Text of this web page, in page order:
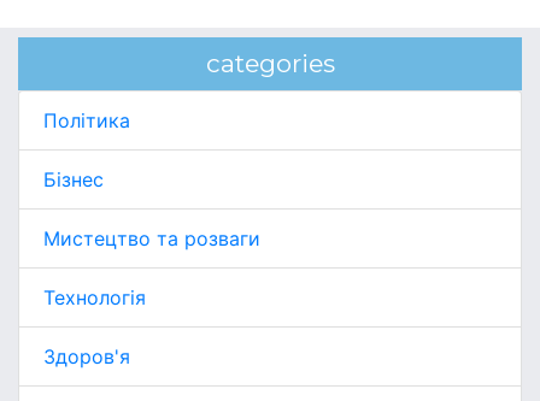
categories
Політика
Бізнес
Мистецтво та розваги
Технологія
Здоров'я